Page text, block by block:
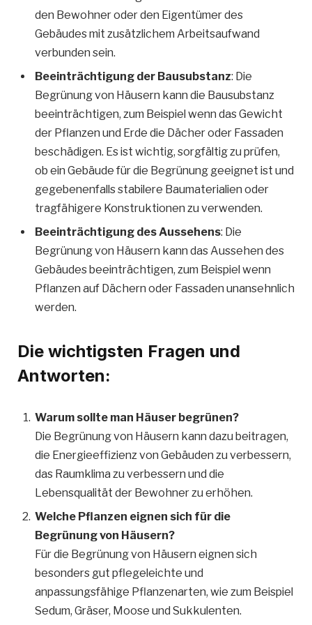
den Bewohner oder den Eigentümer des
Gebäudes mit zusätzlichem Arbeitsaufwand
verbunden sein.
Beeinträchtigung der Bausubstanz: Die
Begrünung von Häusern kann die Bausubstanz
beeinträchtigen, zum Beispiel wenn das Gewicht
der Pflanzen und Erde die Dächer oder Fassaden
beschädigen. Es ist wichtig, sorgfältig zu prüfen,
ob ein Gebäude für die Begrünung geeignet ist und
gegebenenfalls stabilere Baumaterialien oder
tragfähigere Konstruktionen zu verwenden.
Beeinträchtigung des Aussehens: Die
Begrünung von Häusern kann das Aussehen des
Gebäudes beeinträchtigen, zum Beispiel wenn
Pflanzen auf Dächern oder Fassaden unansehnlich
werden.
Die wichtigsten Fragen und
Antworten:
Warum sollte man Häuser begrünen?
Die Begrünung von Häusern kann dazu beitragen,
die Energieeffizienz von Gebäuden zu verbessern,
das Raumklima zu verbessern und die
Lebensqualität der Bewohner zu erhöhen.
Welche Pflanzen eignen sich für die
Begrünung von Häusern?
Für die Begrünung von Häusern eignen sich
besonders gut pflegeleichte und
anpassungsfähige Pflanzenarten, wie zum Beispiel
Sedum, Gräser, Moose und Sukkulenten.